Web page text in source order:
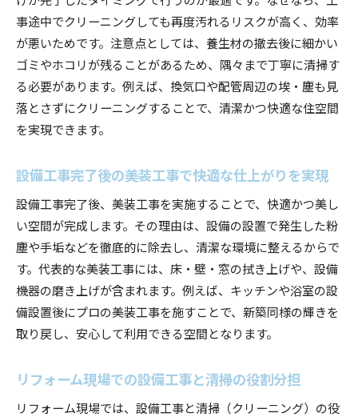
事途中でクリーニングしても再度汚れるリスクが高く、効率
が悪いためです。注意点としては、養生材の撤去後に細かい
ゴミやホコリが残ることがあるため、隅々まで丁寧に清掃す
る必要があります。例えば、換気口や配管周辺の埃・塵も見
落とさずにクリーニングすることで、清潔かつ快適な住空間
を実現できます。
設備工事完了後の美装工事で快適な仕上がりを実現
設備工事完了後、美装工事を実施することで、快適かつ美し
い空間が完成します。その理由は、設備の設置で発生した粉
塵や手垢などを徹底的に除去し、清潔な環境に整えるからで
す。代表的な美装工事には、床・壁・窓の拭き上げや、設備
機器の磨き上げが含まれます。例えば、キッチンや浴室の設
備設置後にプロの美装工事を施すことで、新築同様の輝きを
取り戻し、安心して利用できる空間となります。
リフォーム現場での設備工事と清掃の役割分担
リフォーム現場では、設備工事と清掃（クリーニング）の役